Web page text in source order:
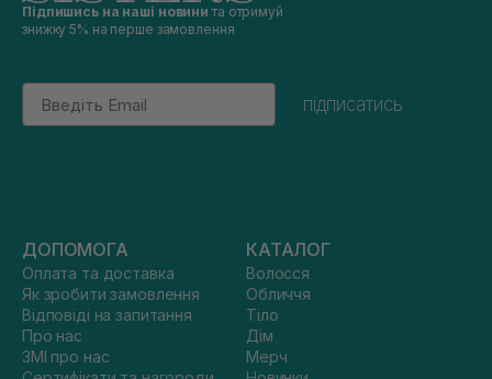
Підпишись на наші новини та отримуй
знижку 5% на перше замовлення
Email
підписатись
ДОПОМОГА
Оплата та доставка
Як зробити замовлення
Відповіді на запитання
Про нас
ЗМІ про нас
КАТАЛОГ
Волосся
Обличчя
Тіло
Дім
Мерч